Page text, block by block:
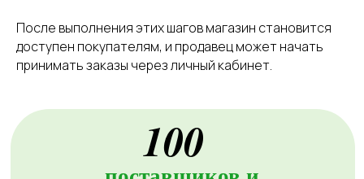
После выполнения этих шагов магазин становится
доступен покупателям, и продавец может начать
принимать заказы через личный кабинет.